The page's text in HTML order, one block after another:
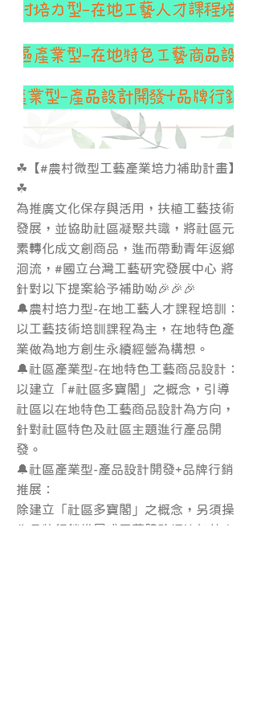
☘【#農村微型工藝產業培力補助計畫】
☘
為推廣文化保存與活用，扶植工藝技術
發展，並協助社區凝聚共識，將社區元
素轉化成文創商品，進而帶動青年返鄉
洄流，#國立台灣工藝研究發展中心 將
針對以下提案給予補助呦🎉🎉🎉
🔔農村培力型­-在地工藝人才課程培訓：
以工藝技術培訓課程為主，在地特色產
業做為地方創生永續經營為構想。
🔔社區產業型-在地特色工藝商品設計：
以建立「#社區多寶閣」之概念，引導
社區以在地特色工藝商品設計為方向，
針對社區特色及社區主題進行產品開
發。
🔔社區產業型-產品設計開發+品牌行銷
推展：
除建立「社區多寶閣」之概念，另須操
作品牌行銷推展或工藝體驗經濟加值之